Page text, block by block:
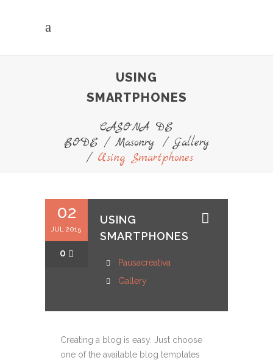
USING
SMARTPHONES
CASONA DE
BODE / Masonry /Gallery
/ Using Smartphones
02
JUL 2015
0
USING
SMARTPHONES
Pausacreativa
Gallery
Creating a blog is easy. Just choose
one of the available blog templates